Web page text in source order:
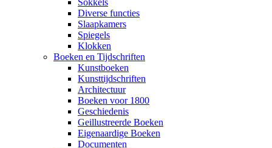
Sokkels
Diverse functies
Slaapkamers
Spiegels
Klokken
Boeken en Tijdschriften
Kunstboeken
Kunsttijdschriften
Architectuur
Boeken voor 1800
Geschiedenis
Geillustreerde Boeken
Eigenaardige Boeken
Documenten